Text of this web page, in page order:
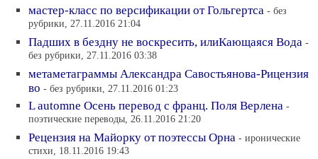
мастер-класс по версификации от Гольгертса - без
рубрики, 27.11.2016 21:04
Падших в бездну не воскресить, илиКающаяся Вода -
без рубрики, 27.11.2016 03:38
метаметаграммы Александра Савостьянова-Рицензия
во - без рубрики, 27.11.2016 01:23
L automne Осень перевод с франц. Поля Верлена -
поэтические переводы, 26.11.2016 21:20
Рецензия на Майорку от поэтессы Орна - иронические
стихи, 18.11.2016 19:43